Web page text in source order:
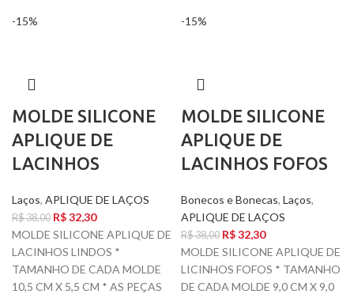
-15%
MOLDE SILICONE
APLIQUE DE
LACINHOS
Laços, APLIQUE DE LAÇOS
R$38,00 R$32,30
MOLDE SILICONE APLIQUE DE
LACINHOS LINDOS *
TAMANHO DE CADA MOLDE
10,5 CM X 5,5 CM * AS PEÇAS
-15%
MOLDE SILICONE
APLIQUE DE
LACINHOS FOFOS
Bonecos e Bonecas, Laços,
APLIQUE DE LAÇOS
R$38,00 R$32,30
MOLDE SILICONE APLIQUE DE
LICINHOS FOFOS * TAMANHO
DE CADA MOLDE 9,0 CM X 9,0